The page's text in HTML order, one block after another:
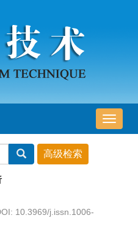
导
航
10.3969/j.issn.1006-